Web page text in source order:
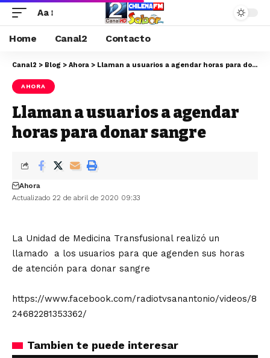
Aa
Home Canal2 Contacto
Canal2 > Blog > Ahora > Llaman a usuarios a agendar horas para donar sangre
AHORA
Llaman a usuarios a agendar
horas para donar sangre
Actualizado 22 de abril de 2020 09:33
Ahora
La Unidad de Medicina Transfusional realizó un
llamado a los usuarios para que agenden sus horas
de atención para donar sangre
https://www.facebook.com/radiotvsanantonio/videos/8
24682281353362/
Tambien te puede interesar